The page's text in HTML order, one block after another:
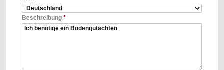
Beschreibung *